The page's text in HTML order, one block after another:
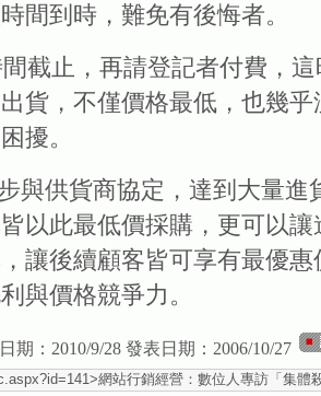
間到時，難免有後悔者。
截止，再請登記者付費，這
貨，不僅價格最低，也幾乎
擾。
與供貨商協定，達到大量進
以此最低價採購，更可以讓
讓後續顧客皆可享有最優惠
與價格競爭力。
期：2010/9/28 發表日期：2006/10/27